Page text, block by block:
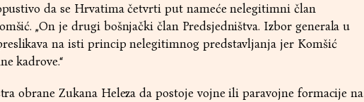
da se Hrvatima četvrti put nameće nelegitimni član
„On je drugi bošnjački član Predsjedništva. Izbor generala u
na isti princip nelegitimnog predstavljanja jer Komšić
kadrove.“
obrane Zukana Heleza da postoje vojne ili paravojne formacije na